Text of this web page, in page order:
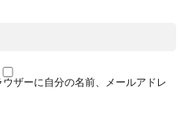
ザーに自分の名前、メールアドレ